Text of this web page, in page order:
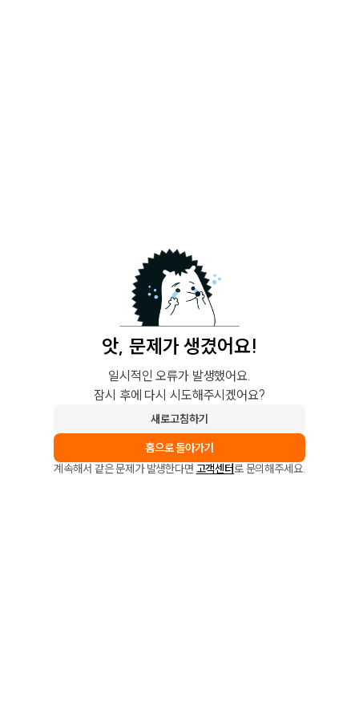
앗, 문제가 생겼어요!
일시적인 오류가 발생했어요.
잠시 후에 다시 시도해주시겠어요?
새로고침하기
홈으로 돌아가기
계속해서 같은 문제가 발생한다면 고객센터로 문의해주세요.